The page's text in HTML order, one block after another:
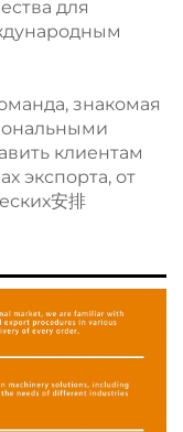
для
знакомая
клиентам
экспорта, от
安排